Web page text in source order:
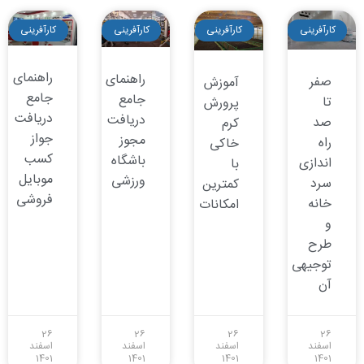
کارآفرینی
صفر
تا
صد
راه
اندازی
سرد
خانه
و
طرح
توجیهی
آن
26
اسفند
1401
کارآفرینی
آموزش
پرورش
کرم
خاکی
با
کمترین
امکانات
26
اسفند
1401
کارآفرینی
راهنمای
جامع
دریافت
مجوز
باشگاه
ورزشی
26
اسفند
1401
کارآفرینی
راهنمای
جامع
دریافت
جواز
کسب
موبایل
فروشی
26
اسفند
1401